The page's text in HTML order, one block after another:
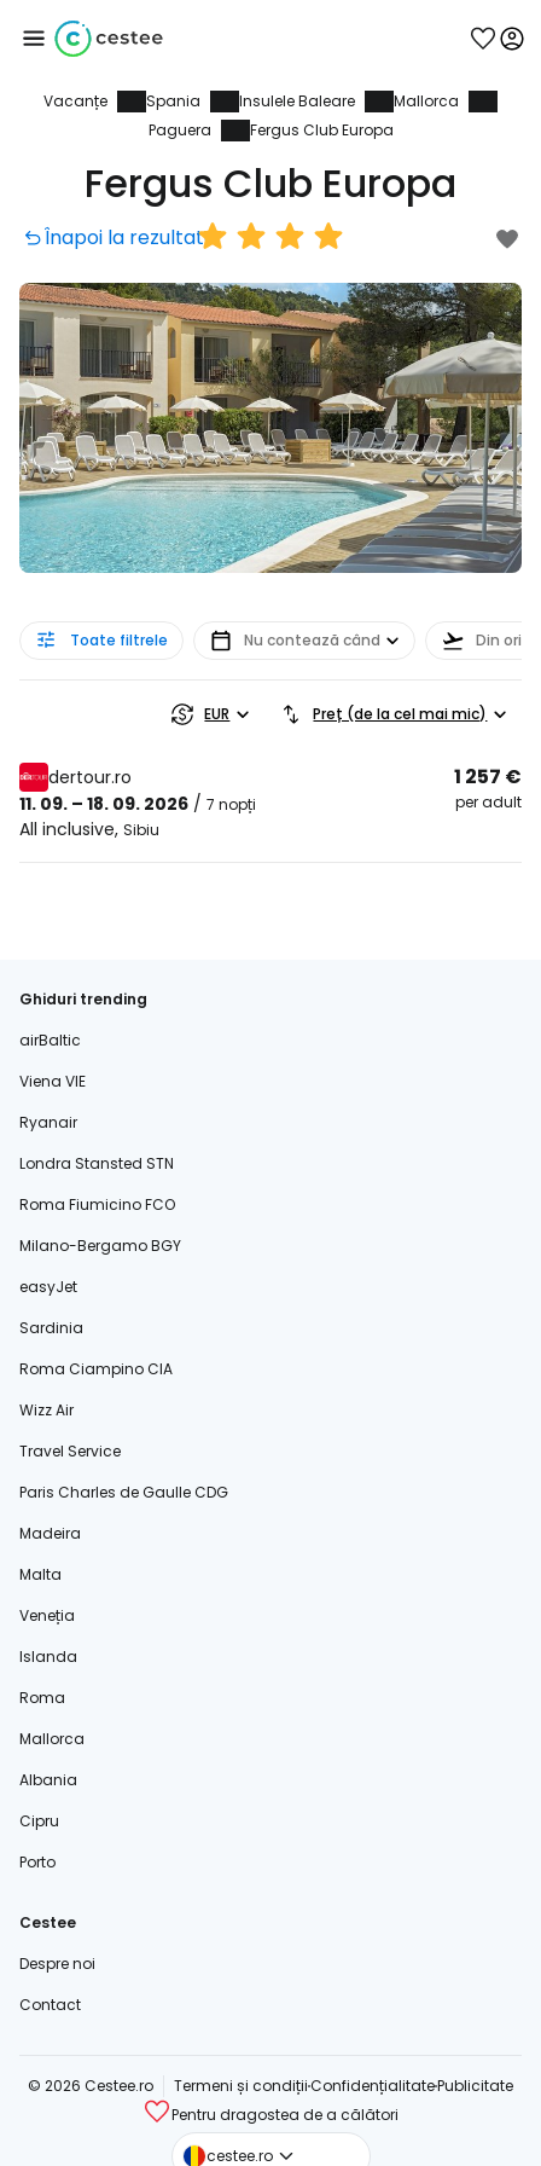
Vacanțe Spania Insulele Baleare
Mallorca
Paguera
Fergus Club Europa
Fergus Club Europa
Înapoi la rezultate
Toate filtrele Nu contează când Din
EUR Preț (de la cel mai mic)
dertour.ro
11. 09. – 18. 09. 2026 / 7 nopți
All inclusive, Sibiu
1 257 €
per adult
Ghiduri trending
airBaltic
Viena VIE
Ryanair
Londra Stansted STN
Roma Fiumicino FCO
Milano-Bergamo BGY
easyJet
Sardinia
Roma Ciampino CIA
Wizz Air
Travel Service
Paris Charles de Gaulle CDG
Madeira
Malta
Veneția
Islanda
Roma
Mallorca
Albania
Cipru
Porto
Cestee
Despre noi
Contact
© 2026 Cestee.ro Termeni și condițiiConfidențialitatePublicitate
Pentru dragostea de a călători
cestee.ro
cestee.com
Conectați-vă la
Cestee
... comunitatea mondială a călătorilor
Continuați cu Google
Continuați cu Facebook
Continuați cu e-mailul